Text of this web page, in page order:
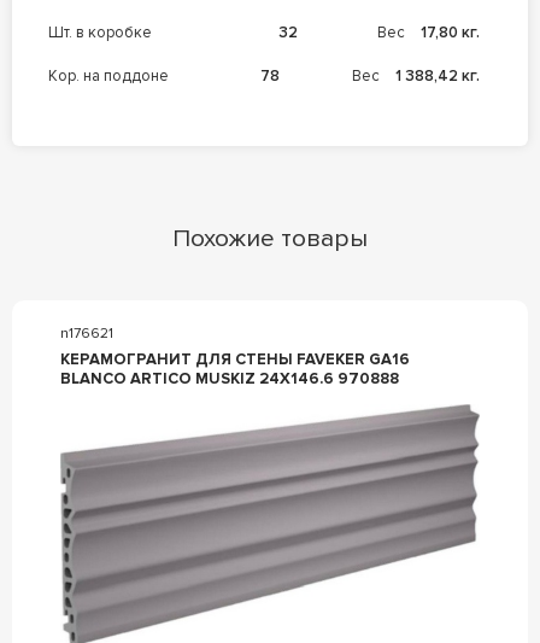
шт. в коробке 32 Вес 17,80 кг.
кор. на поддоне 78 Вес 1 388,42 кг.
Похожие товары
n176621
КЕРАМОГРАНИТ ДЛЯ СТЕНЫ FAVEKER GA16
BLANCO ARTICO MUSKIZ 24X146.6 970888